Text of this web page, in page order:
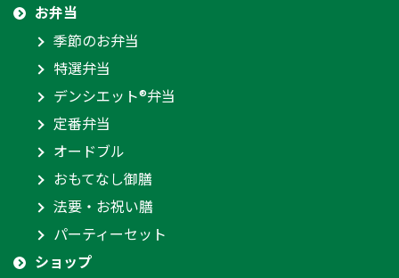
お弁当
季節のお弁当
特選弁当
デンシエット®弁当
定番弁当
オードブル
おもてなし御膳
法要・お祝い膳
パーティーセット
ショップ